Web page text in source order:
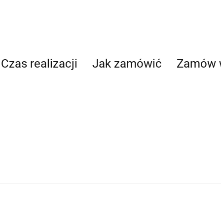
Czas realizacji Jak zamówić Zamów